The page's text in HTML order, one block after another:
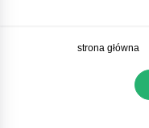
strona główna